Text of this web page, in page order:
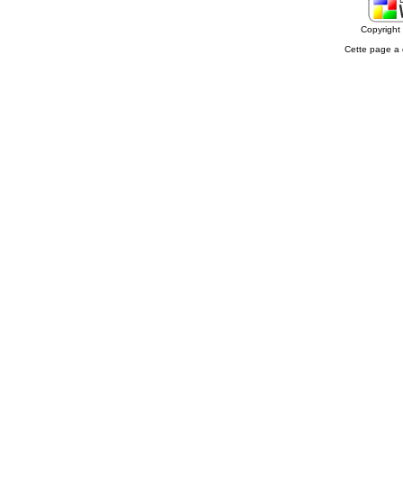
Cette page a